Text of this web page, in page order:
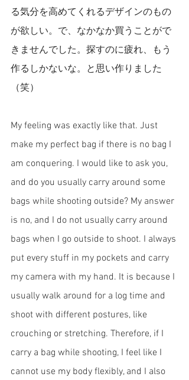
る気分を高めてくれるデザインのもの
が欲しい。で、なかなか買うことがで
きませんでした。探すのに疲れ、もう
作るしかないな。と思い作りました
（笑）
My feeling was exactly like that. Just
make my perfect bag if there is no bag I
am conquering. I would like to ask you,
and do you usually carry around some
bags while shooting outside? My answer
is no, and I do not usually carry around
bags when I go outside to shoot. I always
put every stuff in my pockets and carry
my camera with my hand. It is because I
usually walk around for a log time and
shoot with different postures, like
crouching or stretching. Therefore, if I
carry a bag while shooting, I feel like I
cannot use my body flexibly, and I also